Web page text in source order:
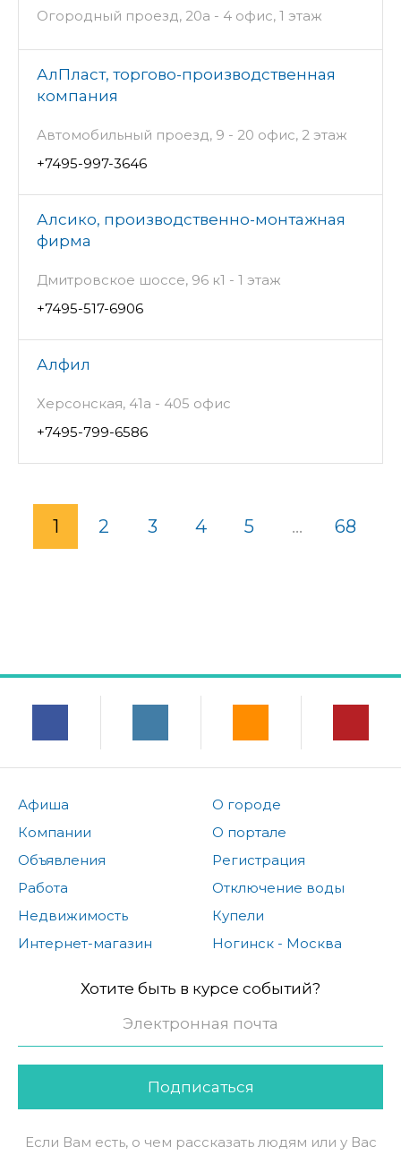
Огородный проезд, 20а - 4 офис, 1 этаж
АлПласт, торгово-производственная
компания
Автомобильный проезд, 9 - 20 офис, 2 этаж
+7495-997-3646
Алсико, производственно-монтажная
фирма
Дмитровское шоссе, 96 к1 - 1 этаж
+7495-517-6906
Алфил
Херсонская, 41а - 405 офис
+7495-799-6586
1 2 3 4 5 ... 68
Афиша
Компании
Объявления
Работа
Недвижимость
Интернет-магазин
О городе
О портале
Регистрация
Отключение воды
Купели
Ногинск - Москва
Хотите быть в курсе событий?
Подписаться
Если Вам есть, о чем рассказать людям или у Вас